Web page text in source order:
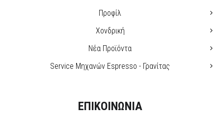
Προφίλ
Χονδρική
Νέα Προϊόντα
Service Μηχανών Espresso - Γρανίτας
ΕΠΙΚΟΙΝΩΝΙΑ